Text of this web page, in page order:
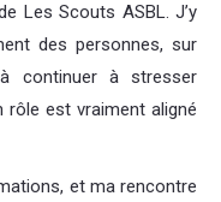
Les Scouts ASBL. J’y
des personnes, sur
continuer à stresser
est vraiment aligné
et ma rencontre